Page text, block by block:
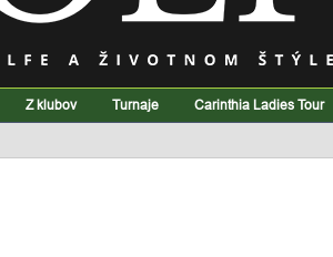
Z klubov Turnaje Carinthia Ladies Tour